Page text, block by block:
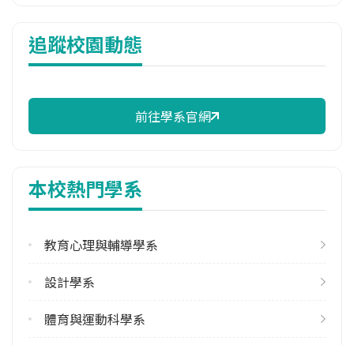
10,750 元/學期
114年註冊率
113學年度下學期
修輔系人數
113學年度上學期
3
雙主修人數
追蹤校園動態
前往學系官網
本校熱門學系
教育心理與輔導學系
設計學系
體育與運動科學系